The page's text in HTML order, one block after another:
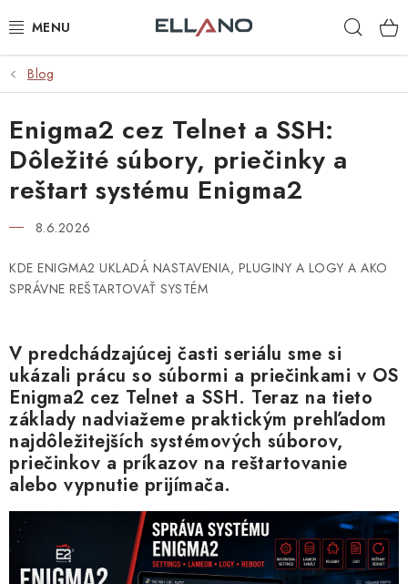
na
NOVINKY
PRÍJEM TV
ELEKTRO
ZÁHRADA
AUTO - MOTO - CYKLO
VÝPREDAJ
Blog Kontakty Kto sme? Moja objednávka
Blog
Enigma2 cez Telnet a SSH:
Dôležité súbory, priečinky a
reštart systému Enigma2
8.6.2026
KDE ENIGMA2 UKLADÁ NASTAVENIA, PLUGINY A LOGY A AKO
SPRÁVNE REŠTARTOVAŤ SYSTÉM
V predchádzajúcej časti seriálu sme si
ukázali prácu so súbormi a priečinkami v OS
Enigma2 cez Telnet a SSH. Teraz na tieto
základy nadviažeme praktickým prehľadom
najdôležitejších systémových súborov,
priečinkov a príkazov na reštartovanie
alebo vypnutie prijímača.